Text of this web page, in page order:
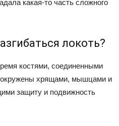
какая-то часть сложного
локоть?
костями, соединенными
окружены хрящами, мышцами и
защиту и подвижность